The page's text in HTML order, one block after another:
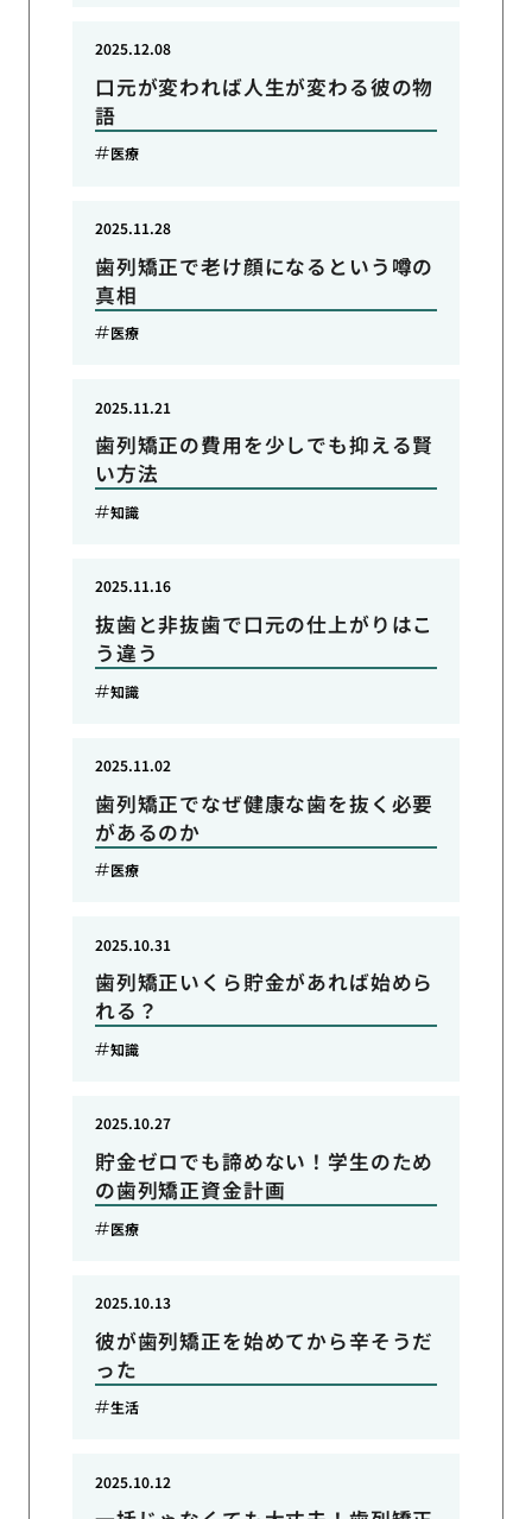
口元が変われば人生が変わる彼の物
語
2025.12.08
医療
歯列矯正で老け顔になるという噂の
真相
2025.11.28
医療
歯列矯正の費用を少しでも抑える賢
い方法
2025.11.21
知識
抜歯と非抜歯で口元の仕上がりはこ
う違う
2025.11.16
知識
歯列矯正でなぜ健康な歯を抜く必要
があるのか
2025.11.02
医療
歯列矯正いくら貯金があれば始めら
れる？
2025.10.31
知識
貯金ゼロでも諦めない！学生のため
の歯列矯正資金計画
2025.10.27
医療
彼が歯列矯正を始めてから辛そうだ
った
2025.10.13
生活
2025.10.12